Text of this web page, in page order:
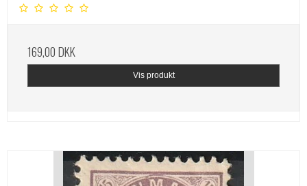
169,00 DKK
Vis produkt